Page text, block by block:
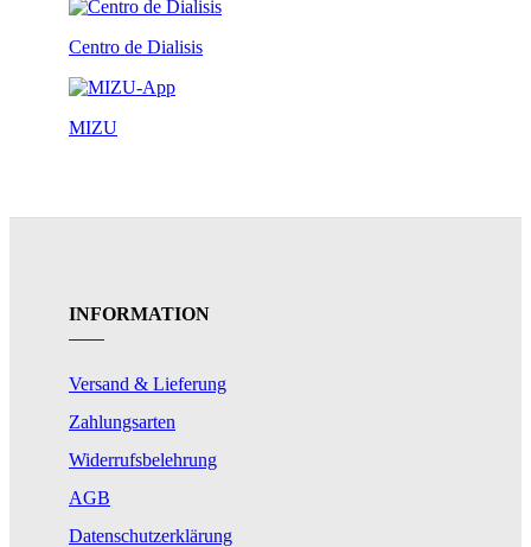
Centro de Dialisis
MIZU
INFORMATION
Versand & Lieferung
Zahlungsarten
Widerrufsbelehrung
AGB
Datenschutzerklärung